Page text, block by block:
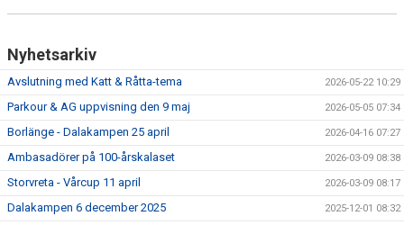
Nyhetsarkiv
Avslutning med Katt & Råtta-tema 2026-05-22 10:29
Parkour & AG uppvisning den 9 maj 2026-05-05 07:34
Borlänge - Dalakampen 25 april 2026-04-16 07:27
Ambasadörer på 100-årskalaset 2026-03-09 08:38
Storvreta - Vårcup 11 april 2026-03-09 08:17
Dalakampen 6 december 2025 2025-12-01 08:32